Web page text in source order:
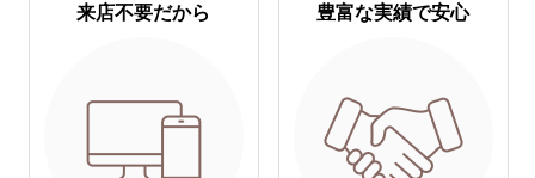
来店不要だから 豊富な実績で安心